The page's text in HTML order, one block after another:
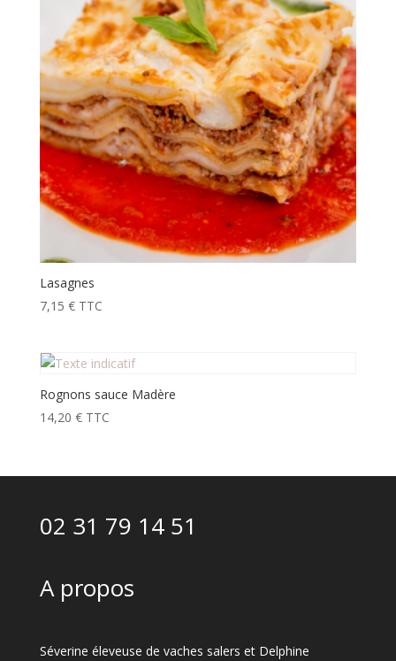
Lasagnes
7,15 € TTC
Rognons sauce Madère
14,20 € TTC
02 31 79 14 51
A propos
Séverine éleveuse de vaches salers et Delphine